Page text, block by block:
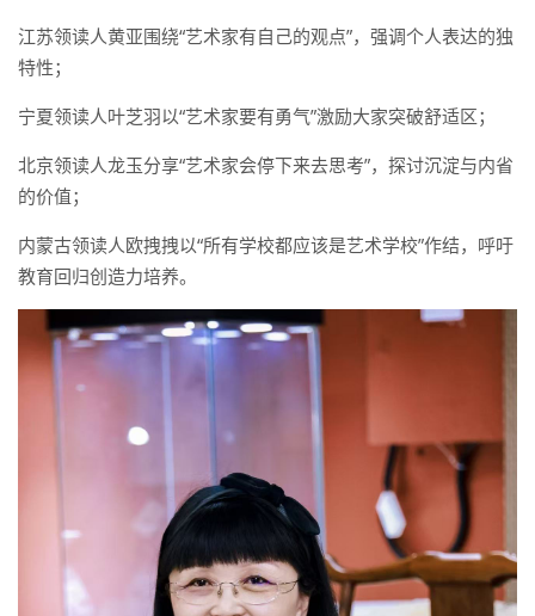
江苏领读人黄亚围绕“艺术家有自己的观点”，强调个人表达的独
特性；
宁夏领读人叶芝羽以“艺术家要有勇气”激励大家突破舒适区；
北京领读人龙玉分享“艺术家会停下来去思考”，探讨沉淀与内省
的价值；
内蒙古领读人欧拽拽以“所有学校都应该是艺术学校”作结，呼吁
教育回归创造力培养。